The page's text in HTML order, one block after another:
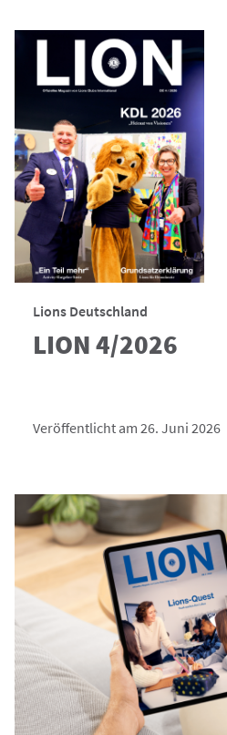
Lions Deutschland
LION 4/2026
Veröffentlicht am 26. Juni 2026